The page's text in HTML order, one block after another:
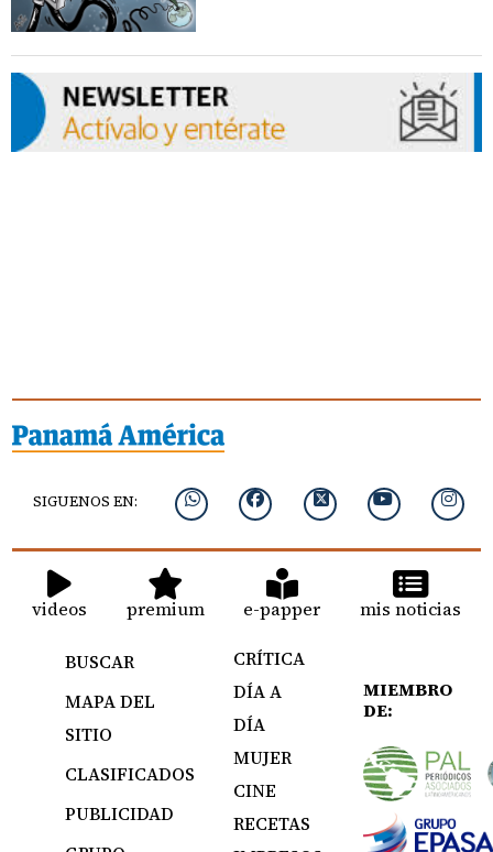
SIGUENOS EN:
videos premium e-papper mis noticias
BUSCAR
MAPA DEL
SITIO
CLASIFICADOS
PUBLICIDAD
CRÍTICA
DÍA A
DÍA
MUJER
CINE
RECETAS
MIEMBRO
DE: